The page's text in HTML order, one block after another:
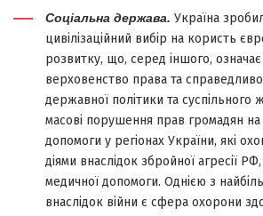
Соціальна держава. Україна
цивілізаційний вибір на користь
розвитку, що, серед іншого,
верховенство права та
державної політики та суспільного
масові порушення прав громадян
допомоги у регіонах України, які
діями внаслідок збройної агресії
медичної допомоги. Однією з
внаслідок війни є сфера охорони